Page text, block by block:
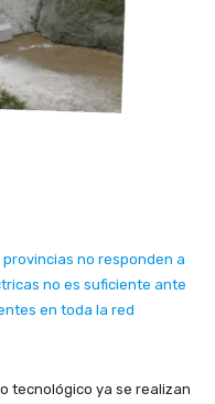
no responden a
no es suficiente ante
en toda la red
tecnológico ya se realizan